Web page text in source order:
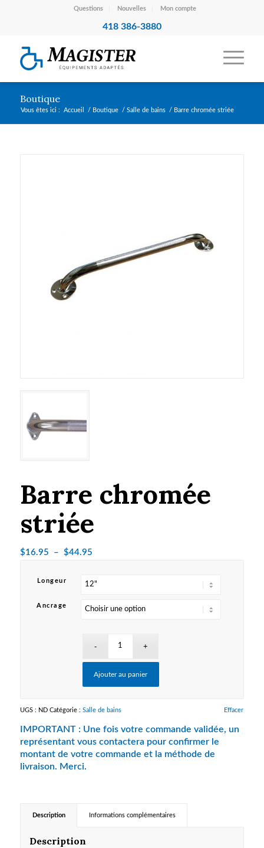
Questions Nouvelles Mon compte
418 386-3880
Boutique
Vous êtes ici : Accueil / Boutique / Salle de bains / Barre chromée striée
Barre chromée
striée
$16.95 – $44.95Plage
prix :
à
Longeur
Ancrage
Effacer
Ajouter au panier
UGS : ND Catégorie : Salle de bains
Description Informations complémentaires
Description